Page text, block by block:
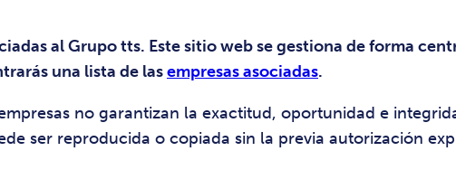
al Grupo tts. Este sitio web se gestiona de forma
una lista de lasempresas asociadas.
no garantizan la exactitud, oportunidad e
ser reproducida o copiada sin la previa autorización